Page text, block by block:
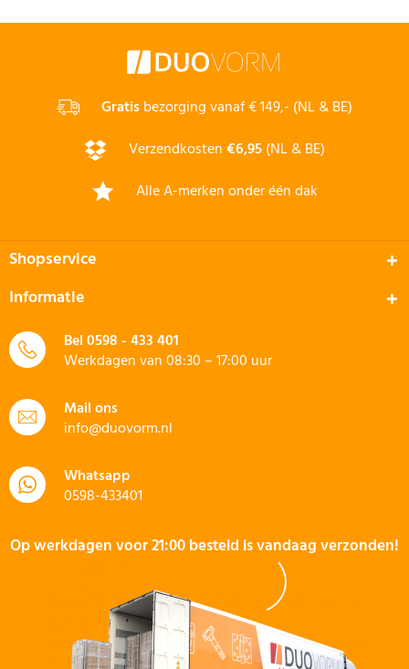
Gratisbezorging vanaf € 149,- (NL & BE)
Verzendkosten€6,95(NL & BE)
Alle A-merken onder één dak
Shopservice
Informatie
Bel0598 - 433 401
Werkdagen van 08:30 – 17:00 uur
Mail ons
info@duovorm.nl
Whatsapp
0598-433401
Op werkdagen voor 21:00 besteld is vandaag verzonden!